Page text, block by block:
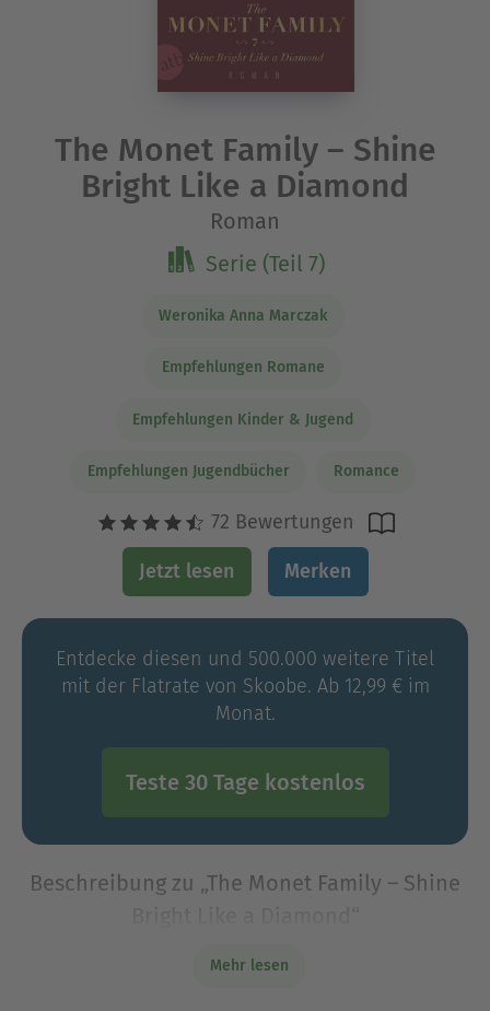
The Monet Family – Shine
Bright Like a Diamond
Roman
Serie (Teil 7)
Weronika Anna Marczak
Empfehlungen Romane
Empfehlungen Kinder & Jugend
Empfehlungen Jugendbücher Romance
72 Bewertungen
Jetzt lesen Merken
Entdecke diesen und 500.000 weitere Titel
mit der Flatrate von Skoobe. Ab 12,99 € im
Monat.
Teste 30 Tage kostenlos
Beschreibung zu „The Monet Family – Shine
Soll Hailie zu ihren Brüdern halten oder endlich
Mehr lesen